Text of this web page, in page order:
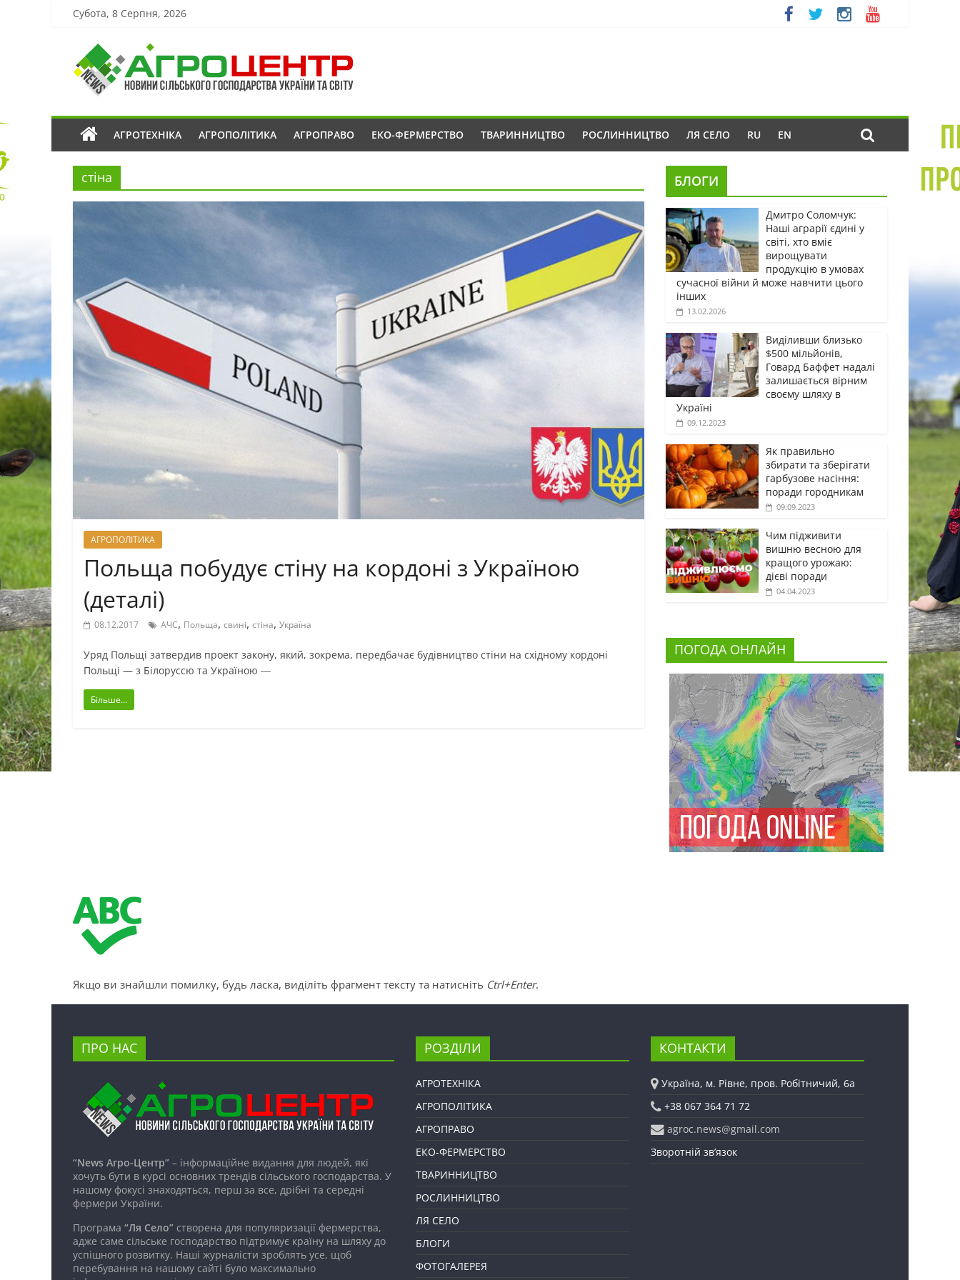
Субота, 8 Серпня, 2026
АГРОТЕХНІКА АГРОПОЛІТИКА АГРОПРАВО ЕКО-ФЕРМЕРСТВО ТВАРИННИЦТВО РОСЛИННИЦТВО ЛЯ СЕЛО RU EN
стіна
АГРОПОЛІТИКА
Польща побудує стіну на кордоні з Україною
(деталі)
08.12.2017 АЧС, Польща, свині, стіна, Україна
Уряд Польщі затвердив проект закону, який, зокрема, передбачає будівництво стіни на східному кордоні
Польщі — з Білоруссю та Україною ―
Більше...
БЛОГИ
Дмитро Соломчук:
Наші аграрії єдині у
світі, хто вміє
вирощувати
продукцію в умовах
сучасної війни й може навчити цього
інших
13.02.2026
Виділивши близько
$500 мільйонів,
Говард Баффет надалі
залишається вірним
своєму шляху в
Україні
09.12.2023
Як правильно
збирати та зберігати
гарбузове насіння:
поради городникам
09.09.2023
Чим підживити
вишню весною для
кращого урожаю:
дієві поради
04.04.2023
ПОГОДА ОНЛАЙН
Якщо ви знайшли помилку, будь ласка, виділіть фрагмент тексту та натисніть Ctrl+Enter.
ПРО НАС
“News Агро-Центр” – інформаційне видання для людей, які
хочуть бути в курсі основних трендів сільського господарства. У
нашому фокусі знаходяться, перш за все, дрібні та середні
фермери України.
Програма “Ля Село” створена для популяризації фермерства,
адже саме сільське господарство підтримує країну на шляху до
успішного розвитку. Наші журналісти зроблять усе, щоб
перебування на нашому сайті було максимально
РОЗДІЛИ
АГРОТЕХНІКА
АГРОПОЛІТИКА
АГРОПРАВО
ЕКО-ФЕРМЕРСТВО
ТВАРИННИЦТВО
РОСЛИННИЦТВО
ЛЯ СЕЛО
БЛОГИ
ФОТОГАЛЕРЕЯ
КОНТАКТИ
Україна, м. Рівне, пров. Робітничий, 6а
+38 067 364 71 72
agroc.news@gmail.com
Зворотній зв’язок